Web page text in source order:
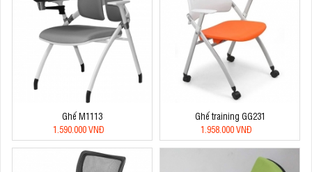
Ghế M1113
1.590.000 VNĐ
Ghế training GG231
1.958.000 VNĐ